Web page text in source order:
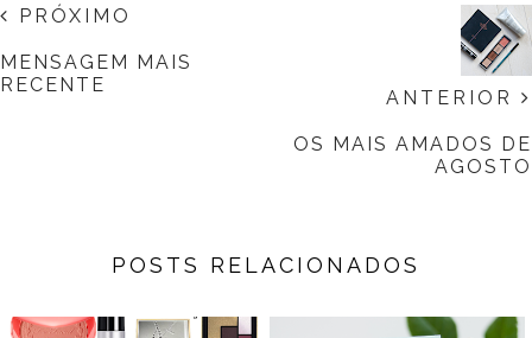
ANTERIOR
OS MAIS AMADOS DE
AGOSTO
PRÓXIMO
MENSAGEM MAIS
RECENTE
POSTS RELACIONADOS